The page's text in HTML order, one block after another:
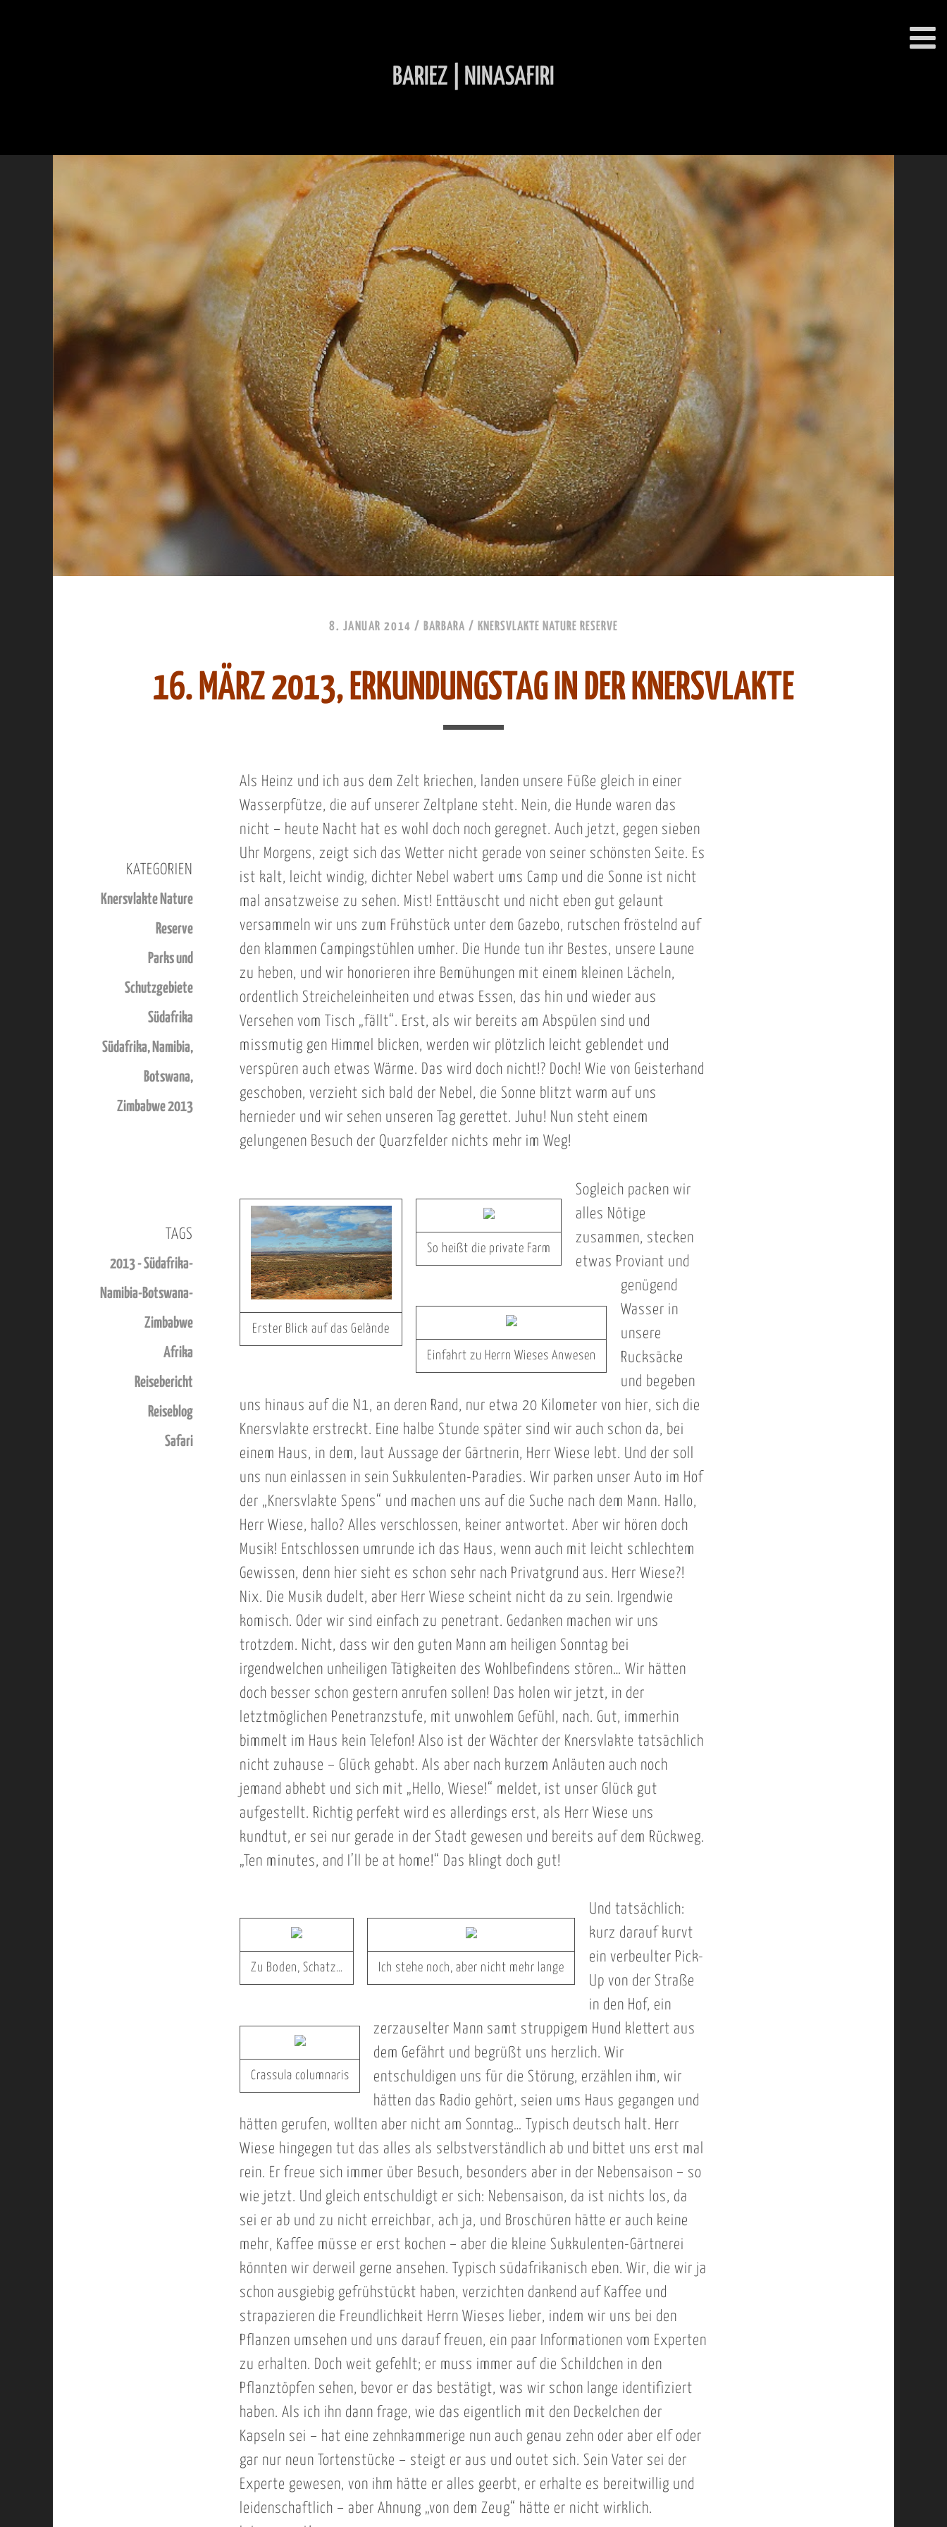
8. JANUAR 2014 / BARBARA / KNERSVLAKTE NATURE RESERVE
16. MÄRZ 2013, ERKUNDUNGSTAG IN DER KNERSVLAKTE
Als Heinz und ich aus dem Zelt kriechen, landen unsere Füße gleich in einer
Wasserpfütze, die auf unserer Zeltplane steht. Nein, die Hunde waren das
nicht – heute Nacht hat es wohl doch noch geregnet. Auch jetzt, gegen sieben
Uhr Morgens, zeigt sich das Wetter nicht gerade von seiner schönsten Seite. Es
ist kalt, leicht windig, dichter Nebel wabert ums Camp und die Sonne ist nicht
mal ansatzweise zu sehen. Mist! Enttäuscht und nicht eben gut gelaunt
versammeln wir uns zum Frühstück unter dem Gazebo, rutschen fröstelnd auf
den klammen Campingstühlen umher. Die Hunde tun ihr Bestes, unsere Laune
zu heben, und wir honorieren ihre Bemühungen mit einem kleinen Lächeln,
ordentlich Streicheleinheiten und etwas Essen, das hin und wieder aus
Versehen vom Tisch „fällt“. Erst, als wir bereits am Abspülen sind und
missmutig gen Himmel blicken, werden wir plötzlich leicht geblendet und
verspüren auch etwas Wärme. Das wird doch nicht!? Doch! Wie von Geisterhand
geschoben, verzieht sich bald der Nebel, die Sonne blitzt warm auf uns
hernieder und wir sehen unseren Tag gerettet. Juhu! Nun steht einem
gelungenen Besuch der Quarzfelder nichts mehr im Weg!
Erster Blick auf das Gelände
So heißt die private Farm
Einfahrt zu Herrn Wieses Anwesen
Sogleich packen wir
alles Nötige
zusammen, stecken
etwas Proviant und
genügend
Wasser in
unsere
Rucksäcke
und begeben
uns hinaus auf die N1, an deren Rand, nur etwa 20 Kilometer von hier, sich die
Knersvlakte erstreckt. Eine halbe Stunde später sind wir auch schon da, bei
einem Haus, in dem, laut Aussage der Gärtnerin, Herr Wiese lebt. Und der soll
uns nun einlassen in sein Sukkulenten-Paradies. Wir parken unser Auto im Hof
der „Knersvlakte Spens“ und machen uns auf die Suche nach dem Mann. Hallo,
Herr Wiese, hallo? Alles verschlossen, keiner antwortet. Aber wir hören doch
Musik! Entschlossen umrunde ich das Haus, wenn auch mit leicht schlechtem
Gewissen, denn hier sieht es schon sehr nach Privatgrund aus. Herr Wiese?!
Nix. Die Musik dudelt, aber Herr Wiese scheint nicht da zu sein. Irgendwie
komisch. Oder wir sind einfach zu penetrant. Gedanken machen wir uns
trotzdem. Nicht, dass wir den guten Mann am heiligen Sonntag bei
irgendwelchen unheiligen Tätigkeiten des Wohlbefindens stören… Wir hätten
doch besser schon gestern anrufen sollen! Das holen wir jetzt, in der
letztmöglichen Penetranzstufe, mit unwohlem Gefühl, nach. Gut, immerhin
bimmelt im Haus kein Telefon! Also ist der Wächter der Knersvlakte tatsächlich
nicht zuhause – Glück gehabt. Als aber nach kurzem Anläuten auch noch
jemand abhebt und sich mit „Hello, Wiese!“ meldet, ist unser Glück gut
aufgestellt. Richtig perfekt wird es allerdings erst, als Herr Wiese uns
kundtut, er sei nur gerade in der Stadt gewesen und bereits auf dem Rückweg.
„Ten minutes, and I’ll be at home!“ Das klingt doch gut!
Zu Boden, Schatz… Ich stehe noch, aber nicht mehr lange
Crassula columnaris
Und tatsächlich:
kurz darauf kurvt
ein verbeulter Pick-
Up von der Straße
in den Hof, ein
zerzauselter Mann samt struppigem Hund klettert aus
dem Gefährt und begrüßt uns herzlich. Wir
entschuldigen uns für die Störung, erzählen ihm, wir
hätten das Radio gehört, seien ums Haus gegangen und
hätten gerufen, wollten aber nicht am Sonntag… Typisch deutsch halt. Herr
Wiese hingegen tut das alles als selbstverständlich ab und bittet uns erst mal
rein. Er freue sich immer über Besuch, besonders aber in der Nebensaison – so
wie jetzt. Und gleich entschuldigt er sich: Nebensaison, da ist nichts los, da
sei er ab und zu nicht erreichbar, ach ja, und Broschüren hätte er auch keine
mehr, Kaffee müsse er erst kochen – aber die kleine Sukkulenten-Gärtnerei
könnten wir derweil gerne ansehen. Typisch südafrikanisch eben. Wir, die wir ja
schon ausgiebig gefrühstückt haben, verzichten dankend auf Kaffee und
strapazieren die Freundlichkeit Herrn Wieses lieber, indem wir uns bei den
Pflanzen umsehen und uns darauf freuen, ein paar Informationen vom Experten
zu erhalten. Doch weit gefehlt; er muss immer auf die Schildchen in den
Pflanztöpfen sehen, bevor er das bestätigt, was wir schon lange identifiziert
haben. Als ich ihn dann frage, wie das eigentlich mit den Deckelchen der
Kapseln sei – hat eine zehnkammerige nun auch genau zehn oder aber elf oder
gar nur neun Tortenstücke – steigt er aus und outet sich. Sein Vater sei der
Experte gewesen, von ihm hätte er alles geerbt, er erhalte es bereitwillig und
leidenschaftlich – aber Ahnung „von dem Zeug“ hätte er nicht wirklich.
KATEGORIEN
Knersvlakte Nature
Reserve
Parks und
Schutzgebiete
Südafrika
Südafrika, Namibia,
Botswana,
Zimbabwe 2013
TAGS
2013 - Südafrika-
Namibia-Botswana-
Zimbabwe
Afrika
Reisebericht
Reiseblog
Safari
BARIEZ | NINASAFIRI